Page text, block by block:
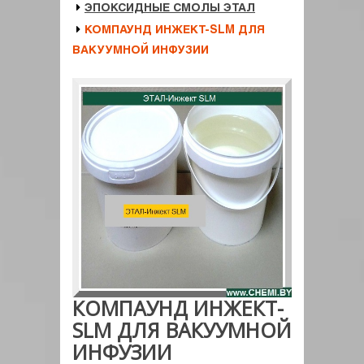
ЭПОКСИДНЫЕ СМОЛЫ ЭТАЛ
КОМПАУНД ИНЖЕКТ-SLM ДЛЯ
ВАКУУМНОЙ ИНФУЗИИ
КОМПАУНД ИНЖЕКТ-
SLM ДЛЯ ВАКУУМНОЙ
ИНФУЗИИ